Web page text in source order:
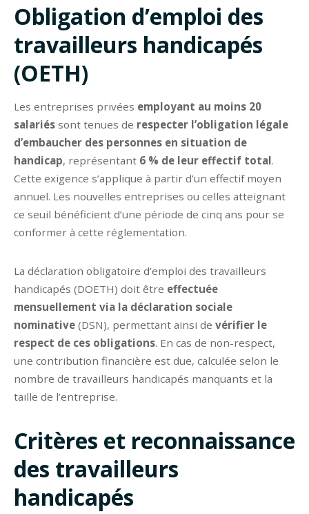
Obligation d’emploi des
travailleurs handicapés
(OETH)
Les entreprises privées employant au moins 20
salariés sont tenues de respecter l’obligation légale
d’embaucher des personnes en situation de
handicap, représentant 6 % de leur effectif total.
Cette exigence s’applique à partir d’un effectif moyen
annuel. Les nouvelles entreprises ou celles atteignant
ce seuil bénéficient d’une période de cinq ans pour se
conformer à cette réglementation.
La déclaration obligatoire d’emploi des travailleurs
handicapés (DOETH) doit être effectuée
mensuellement via la déclaration sociale
nominative (DSN), permettant ainsi de vérifier le
respect de ces obligations. En cas de non-respect,
une contribution financière est due, calculée selon le
nombre de travailleurs handicapés manquants et la
taille de l’entreprise.
Critères et reconnaissance
des travailleurs
handicapés